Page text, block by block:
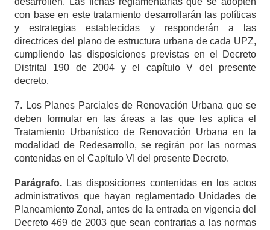
con base en este tratamiento desarrollarán las políticas
y estrategias establecidas y responderán a las
directrices del plano de estructura urbana de cada UPZ,
cumpliendo las disposiciones previstas en el Decreto
Distrital 190 de 2004 y el capítulo V del presente
decreto.
7. Los Planes Parciales de Renovación Urbana que se
deben formular en las áreas a las que les aplica el
Tratamiento Urbanístico de Renovación Urbana en la
modalidad de Redesarrollo, se regirán por las normas
contenidas en el Capítulo VI del presente Decreto.
Parágrafo. Las disposiciones contenidas en los actos
administrativos que hayan reglamentado Unidades de
Planeamiento Zonal, antes de la entrada en vigencia del
Decreto 469 de 2003 que sean contrarias a las normas